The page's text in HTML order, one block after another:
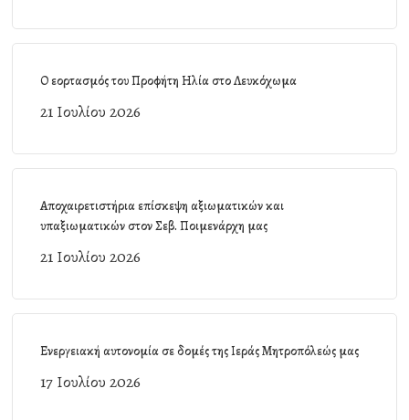
Ο εορτασμός του Προφήτη Ηλία στο Λευκόχωμα
21 Ιουλίου 2026
Αποχαιρετιστήρια επίσκεψη αξιωματικών και
υπαξιωματικών στον Σεβ. Ποιμενάρχη μας
21 Ιουλίου 2026
Ενεργειακή αυτονομία σε δομές της Ιεράς Μητροπόλεώς μας
17 Ιουλίου 2026